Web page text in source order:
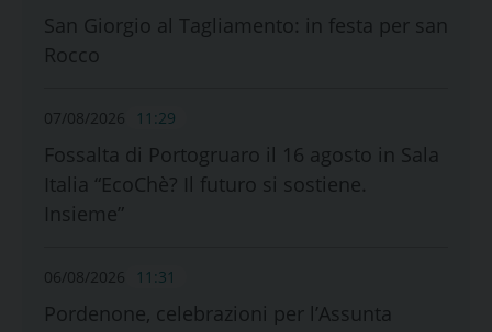
San Giorgio al Tagliamento: in festa per san
Rocco
07/08/2026 11:29
Fossalta di Portogruaro il 16 agosto in Sala
Italia “EcoChè? Il futuro si sostiene.
Insieme”
06/08/2026 11:31
Pordenone, celebrazioni per l’Assunta